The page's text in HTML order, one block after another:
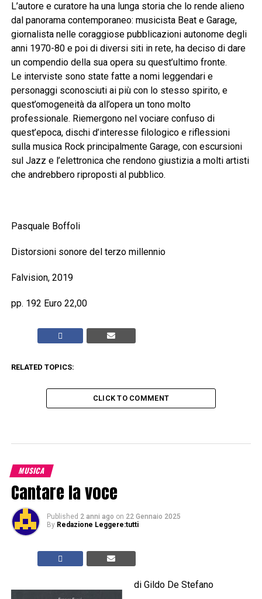
L’autore e curatore ha una lunga storia che lo rende alieno
dal panorama contemporaneo: musicista Beat e Garage,
giornalista nelle coraggiose pubblicazioni autonome degli
anni 1970-80 e poi di diversi siti in rete, ha deciso di dare
un compendio della sua opera su quest’ultimo fronte.
Le interviste sono state fatte a nomi leggendari e
personaggi sconosciuti ai più con lo stesso spirito, e
quest’omogeneità da all’opera un tono molto
professionale. Riemergono nel vociare confuso di
quest’epoca, dischi d’interesse filologico e riflessioni
sulla musica Rock principalmente Garage, con escursioni
sul Jazz e l’elettronica che rendono giustizia a molti artisti
che andrebbero riproposti al pubblico.
Pasquale Boffoli
Distorsioni sonore del terzo millennio
Falvision, 2019
pp. 192 Euro 22,00
RELATED TOPICS:
CLICK TO COMMENT
MUSICA
Cantare la voce
Published 2 anni ago on 22 Gennaio 2025
By Redazione Leggere:tutti
di Gildo De Stefano